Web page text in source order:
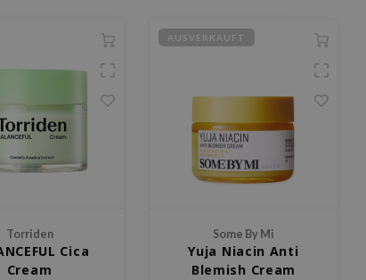
Torriden
Cica
Cream
AUSVERKAUFT
Some By Mi
Yuja Niacin Anti
Blemish Cream